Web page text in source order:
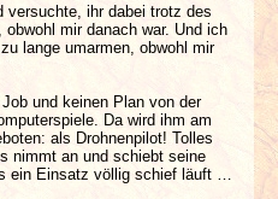
versuchte, ihr dabei trotz des
obwohl mir danach war. Und ich
lange umarmen, obwohl mir
und keinen Plan von der
Da wird ihm am
als Drohnenpilot! Tolles
nimmt an und schiebt seine
ein Einsatz völlig schief läuft …